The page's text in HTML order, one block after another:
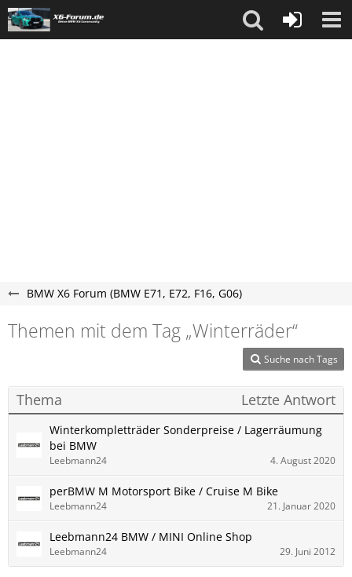
BMW X6 Forum (BMW E71, E72, F16, G06)
Themen mit dem Tag „Winterräder“
Suche nach Tags
Thema Letzte Antwort
Winterkompletträder Sonderpreise / Lagerräumung
bei BMW
Leebmann24 4. August 2020
perBMW M Motorsport Bike / Cruise M Bike
Leebmann24 21. Januar 2020
Leebmann24 BMW / MINI Online Shop
Leebmann24 29. Juni 2012